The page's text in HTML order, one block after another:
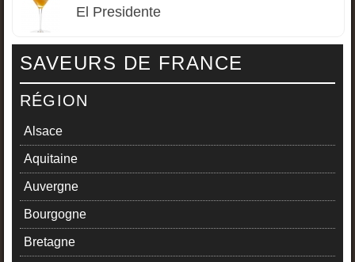
El Presidente
SAVEURS DE FRANCE
RÉGION
Alsace
Aquitaine
Auvergne
Bourgogne
Bretagne